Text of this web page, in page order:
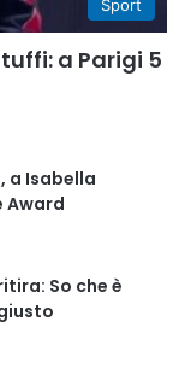
Sport
a Parigi 5
a Isabella
Award
So che è